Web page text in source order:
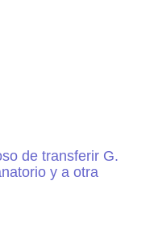
de transferir G.
y a otra